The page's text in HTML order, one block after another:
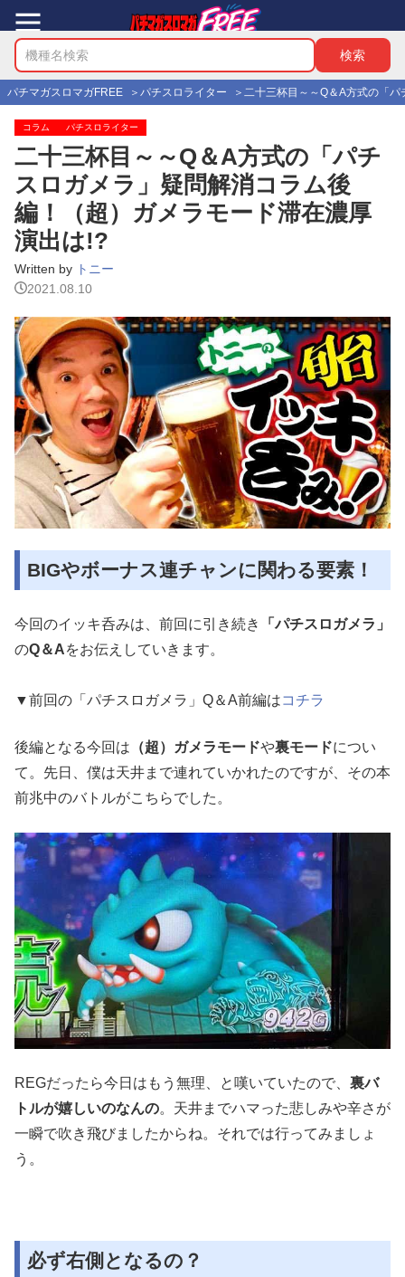
パチマガスロマガFREE パチスロライター 二十三杯目～～Q＆A方式の「
コラム パチスロライター
二十三杯目～～Q＆A方式の「パチ
スロガメラ」疑問解消コラム後
編！（超）ガメラモード滞在濃厚
演出は!?
Written by トニー
2021.08.10
BIGやボーナス連チャンに関わる要素！
今回のイッキ呑みは、前回に引き続き
「パチスロガメラ」
のQ＆Aをお伝えしていきます。
▼前回の「パチスロガメラ」Q＆A前編はコチラ
後編となる今回は （超）ガメラモードや裏モードについ
て。先日、僕は天井まで連れていかれたのですが、その本
前兆中のバトルがこちらでした。
REGだったら今日はもう無理、と嘆いていたので、 裏バ
トルが嬉しいのなんの。天井までハマった悲しみや辛さが
一瞬で吹き飛びましたからね。それでは行ってみましょ
う。
必ず右側となるの？